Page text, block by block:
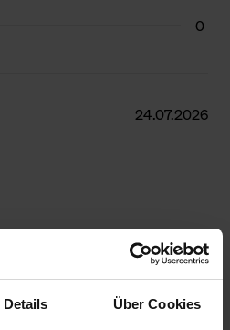
Details Über Cookies
0
24.07.2026
23.07.2026